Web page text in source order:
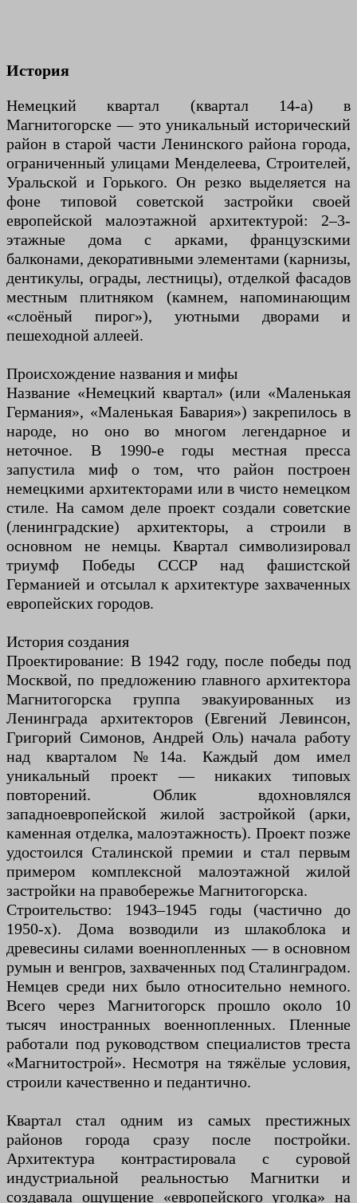
История
Немецкий квартал (квартал 14-а) в
Магнитогорске — это уникальный исторический
район в старой части Ленинского района города,
ограниченный улицами Менделеева, Строителей,
Уральской и Горького. Он резко выделяется на
фоне типовой советской застройки своей
европейской малоэтажной архитектурой: 2–3-
этажные дома с арками, французскими
балконами, декоративными элементами (карнизы,
дентикулы, ограды, лестницы), отделкой фасадов
местным плитняком (камнем, напоминающим
«слоёный пирог»), уютными дворами и
пешеходной аллеей.
Происхождение названия и мифы
Название «Немецкий квартал» (или «Маленькая
Германия», «Маленькая Бавария») закрепилось в
народе, но оно во многом легендарное и
неточное. В 1990-е годы местная пресса
запустила миф о том, что район построен
немецкими архитекторами или в чисто немецком
стиле. На самом деле проект создали советские
(ленинградские) архитекторы, а строили в
основном не немцы. Квартал символизировал
триумф Победы СССР над фашистской
Германией и отсылал к архитектуре захваченных
европейских городов.
История создания
Проектирование: В 1942 году, после победы под
Москвой, по предложению главного архитектора
Магнитогорска группа эвакуированных из
Ленинграда архитекторов (Евгений Левинсон,
Григорий Симонов, Андрей Оль) начала работу
над кварталом №14а. Каждый дом имел
уникальный проект — никаких типовых
повторений. Облик вдохновлялся
западноевропейской жилой застройкой (арки,
каменная отделка, малоэтажность). Проект позже
удостоился Сталинской премии и стал первым
примером комплексной малоэтажной жилой
застройки на правобережье Магнитогорска.
Строительство: 1943–1945 годы (частично до
1950-х). Дома возводили из шлакоблока и
древесины силами военнопленных — в основном
румын и венгров, захваченных под Сталинградом.
Немцев среди них было относительно немного.
Всего через Магнитогорск прошло около 10
тысяч иностранных военнопленных. Пленные
работали под руководством специалистов треста
«Магнитострой». Несмотря на тяжёлые условия,
строили качественно и педантично.
Квартал стал одним из самых престижных
районов города сразу после постройки.
Архитектура контрастировала с суровой
индустриальной реальностью Магнитки и
создавала ощущение «европейского уголка» на